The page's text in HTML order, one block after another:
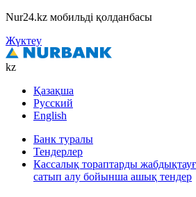
Nur24.kz мобильді қолданбасы
Жүктеу
kz
Қазақша
Русский
English
Банк туралы
Тендерлер
Кассалық тораптарды
сатып алу бойынша ашық тендер